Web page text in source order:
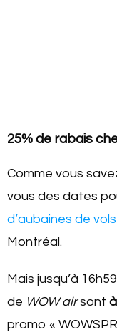
25% de rabais
Comme vous
vous des dates
d’aubaines de vols
Montréal.
Mais jusqu’à
de WOW airsont
promo «